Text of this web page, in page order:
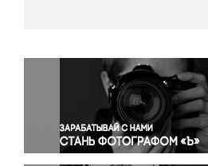
Окружающая среда
Политика
Правосудие
Происшествия и конфликты
Религия
Светская жизнь